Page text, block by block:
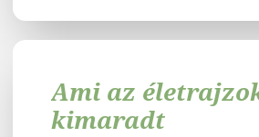
Ami az
kimaradt